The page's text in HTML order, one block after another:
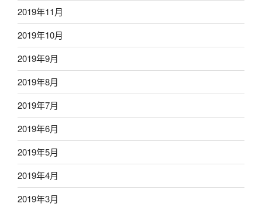
2019年11月
2019年10月
2019年9月
2019年8月
2019年7月
2019年6月
2019年5月
2019年4月
2019年3月